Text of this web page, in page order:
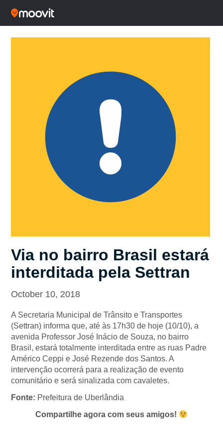
Via no bairro Brasil estará
interditada pela Settran
October 10, 2018
A Secretaria Municipal de Trânsito e Transportes
(Settran) informa que, até às 17h30 de hoje (10/10), a
avenida Professor José Inácio de Souza, no bairro
Brasil, estará totalmente interditada entre as ruas Padre
Américo Ceppi e José Rezende dos Santos. A
intervenção ocorrerá para a realização de evento
comunitário e será sinalizada com cavaletes.
Fonte: Prefeitura de Uberlândia
Compartilhe agora com seus amigos!